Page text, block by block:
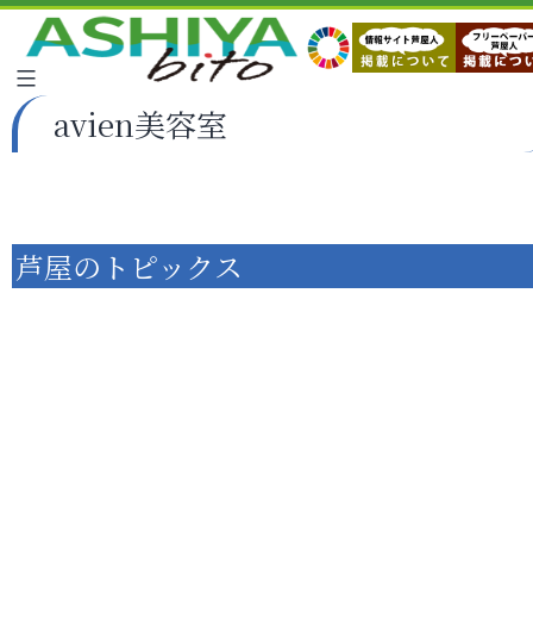
avien美容室
芦屋のトピックス